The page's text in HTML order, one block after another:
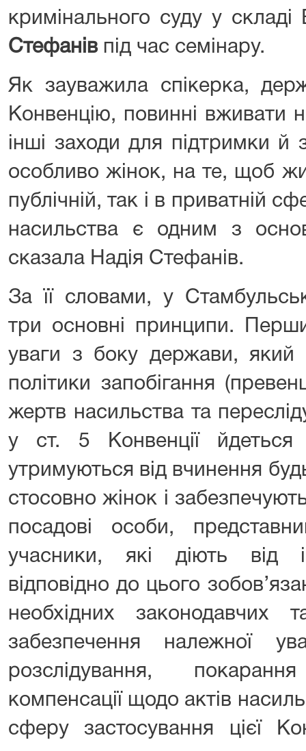
кримінального суду у
Стефанівпід час семінару.
Як зауважила спікерка,
Конвенцію, повинні вживати
інші заходи для підтримки й
особливо жінок, на те, щоб
публічній, так і в приватній
насильства є одним з
сказала Надія Стефанів.
За її словами, у
три основні принципи.
уваги з боку держави, який
політики запобігання
жертв насильства та
у ст. 5 Конвенції
утримуються від вчинення
стосовно жінок і
посадові особи,
учасники, які діють від
відповідно до цього
необхідних законодавчих
забезпечення належної
розслідування,
компенсації щодо актів
сферу застосування цієї